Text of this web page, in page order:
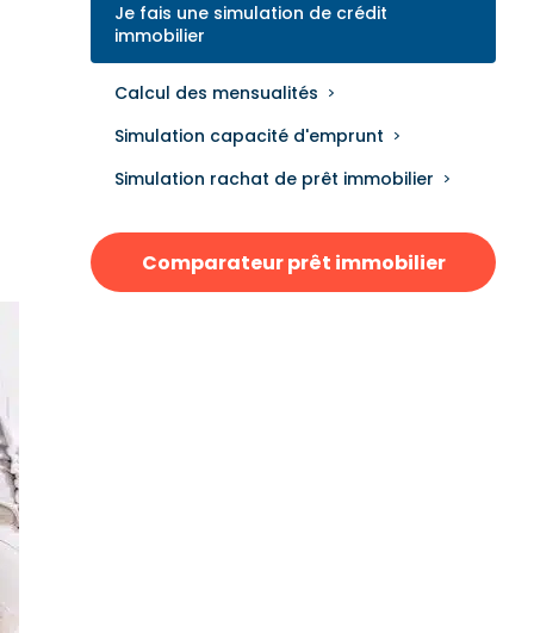
Je fais une simulation de crédit
immobilier
Calcul des mensualités
Simulation capacité d'emprunt
Simulation rachat de prêt immobilier
Comparateur prêt immobilier